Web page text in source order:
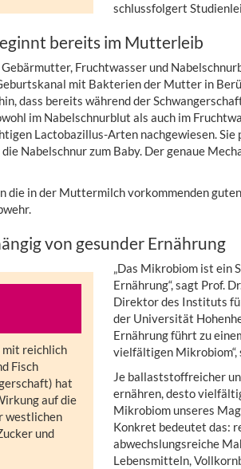
schlussfolgert
bereits im Mutterleib
Gebärmutter, Fruchtwasser und
mit Bakterien der Mutter in
dass bereits während der
im Nabelschnurblut als auch im
Lactobazillus-Arten nachgewiesen. Sie
Nabelschnur zum Baby. Der genaue
die in der Muttermilch vorkommenden
von gesunder Ernährung
reichlich
Fisch
hat
auf die
westlichen
und
„Das Mikrobiom ist ein
Ernährung“, sagt Prof.
Direktor des Instituts
der Universität
Ernährung führt zu
vielfältigen Mikrobiom“,
Je ballaststoffreicher
ernähren, desto
Mikrobiom unseres
Konkret bedeutet das:
abwechslungsreiche
Lebensmitteln,